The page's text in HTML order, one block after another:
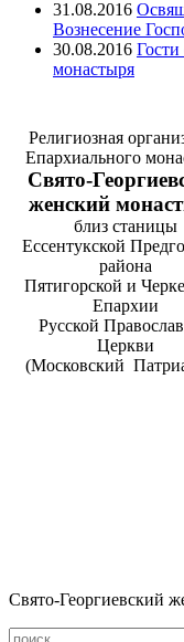
31.08.2016
Вознесение
30.08.2016
монастыря
Религиозная
Епархиального
Cвято-­
женский
близ станицы
Ессентукской
района
Пятигорской и
Епархии
Русской
Церкви
(Московский
Cвято-­Георгиевский